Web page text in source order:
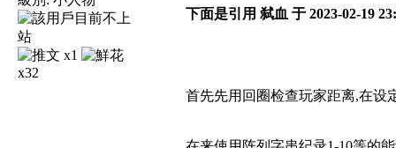
x1
x32
下面是引用 弑血 于 2023-02-19
首先先用回圈检查玩家距离,在设